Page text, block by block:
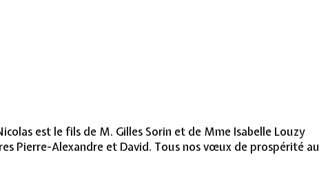
est le fils de M. Gilles Sorin et de Mme Isabelle Louzy
Pierre-Alexandre et David. Tous nos vœux de prospérité au